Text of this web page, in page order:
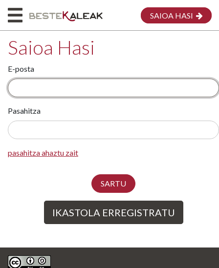
HASIERA
HONI BURUZ
MAPA
EMAKUMEAK
MEG
SAIOA HASI
Saioa Hasi
E-posta
Pasahitza
pasahitza ahaztu zait
SARTU
IKASTOLA ERREGISTRATU